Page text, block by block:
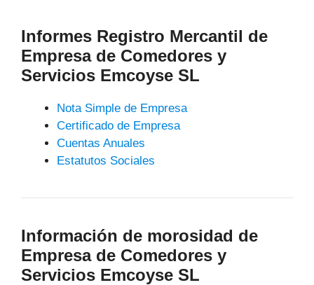
Informes Registro Mercantil de
Empresa de Comedores y
Servicios Emcoyse SL
Nota Simple de Empresa
Certificado de Empresa
Cuentas Anuales
Estatutos Sociales
Información de morosidad de
Empresa de Comedores y
Servicios Emcoyse SL